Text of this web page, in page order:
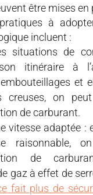
être mises en
à
incluent :
situations de
itinéraire à
et
creuses, on
de carburant.
vitesse adaptée :
raisonnable,
de
gaz à effet de
fait plus de